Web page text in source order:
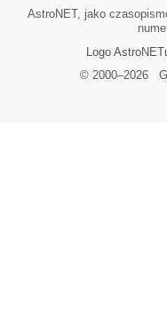
AstroNET, jako
Logo
© 2000–2026